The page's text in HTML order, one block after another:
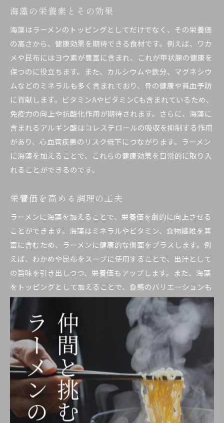
海藻の栄養素とその効果
海藻はラーメンのトッピングとしてだけでなく、その栄養価
の高さから、健康効果を期待できる食材です。例えば、ワカ
メや昆布にはヨウ素が豊富に含まれ、これが甲状腺の健康を
保つのに役立ちます。また、カルシウムや鉄分、マグネシウ
ムなどのミネラルも多く含まれており、骨の健康や貧血予防
に貢献します。ビタミンAやビタミンCも含まれているため、
免疫力の向上や抗酸化作用が期待されます。さらに、海藻に
含まれるアルギン酸はコレステロールの吸収を抑制する作用
があり、心血管疾患のリスク低下につながります。ラーメン
に海藻を加えることで、これらの健康効果を日常的に取り入
れることができるのです。
栄養価を高める調理の工夫
ラーメンに海藻を加えることで、栄養価を劇的に向上させる
ことができます。海藻はミネラルやビタミン、食物繊維を豊
富に含むため、ラーメンに健康的な側面をプラスします。例
えば、わかめや昆布をスープに使用することで、出汁として
の旨味を引き出しつつ、栄養価もアップします。また、海藻
をトッピングとして加えることで、食感のバリエーションも
増え、満足感のある一杯に仕上がります。これらの工夫によ
り、普段のラーメンがより健康志向な食事に変わります。
健康に良いラーメンの作り方
ラーメンを健康的に楽しむための方法として、スープや具材
に注目することが重要です。まず、スープには脂肪分の少な
い魚介系や鶏ガラをベースにし、海藻を加えて旨味とミネラ
ルを補強します。さらに、具材には新鮮な野菜や豆腐を取り
入れ、タンパク質とビタミンをバランスよく摂取することが